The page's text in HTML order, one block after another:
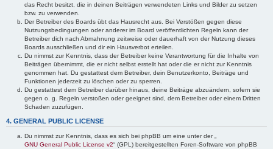
das Recht besitzt, die in deinen Beiträgen verwendeten Links und Bilder zu setzen
bzw. zu verwenden.
Der Betreiber des Boards übt das Hausrecht aus. Bei Verstößen gegen diese
Nutzungsbedingungen oder anderer im Board veröffentlichten Regeln kann der
Betreiber dich nach Abmahnung zeitweise oder dauerhaft von der Nutzung dieses
Boards ausschließen und dir ein Hausverbot erteilen.
Du nimmst zur Kenntnis, dass der Betreiber keine Verantwortung für die Inhalte von
Beiträgen übernimmt, die er nicht selbst erstellt hat oder die er nicht zur Kenntnis
genommen hat. Du gestattest dem Betreiber, dein Benutzerkonto, Beiträge und
Funktionen jederzeit zu löschen oder zu sperren.
Du gestattest dem Betreiber darüber hinaus, deine Beiträge abzuändern, sofern sie
gegen o. g. Regeln verstoßen oder geeignet sind, dem Betreiber oder einem Dritten
Schaden zuzufügen.
4. GENERAL PUBLIC LICENSE
Du nimmst zur Kenntnis, dass es sich bei phpBB um eine unter der „
GNU General Public License v2“ (GPL) bereitgestellten Foren-Software von phpBB